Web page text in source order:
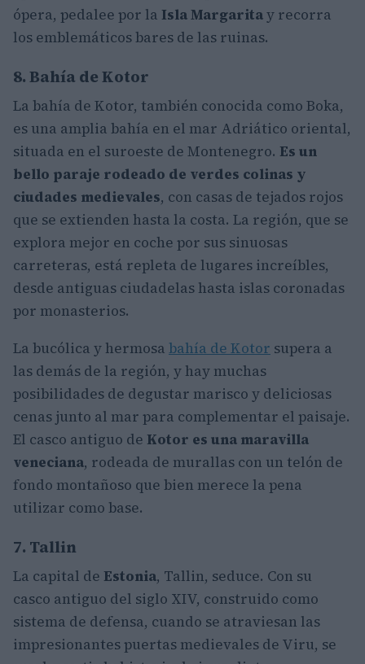
ópera, pedalee por la Isla Margaritay recorra
los emblemáticos bares de las ruinas.
8. Bahía de Kotor
La bahía de Kotor, también conocida como Boka,
es una amplia bahía en el mar Adriático oriental,
situada en el suroeste de Montenegro. Es un
bello paraje rodeado de verdes colinas y
ciudades medievales, con casas de tejados rojos
que se extienden hasta la costa. La región, que se
explora mejor en coche por sus sinuosas
carreteras, está repleta de lugares increíbles,
desde antiguas ciudadelas hasta islas coronadas
por monasterios.
La bucólica y hermosa bahía de Kotor supera a
las demás de la región, y hay muchas
posibilidades de degustar marisco y deliciosas
cenas junto al mar para complementar el paisaje.
El casco antiguo de Kotor es una maravilla
veneciana, rodeada de murallas con un telón de
fondo montañoso que bien merece la pena
utilizar como base.
7. Tallin
La capital de Estonia, Tallin, seduce. Con su
casco antiguo del siglo XIV, construido como
sistema de defensa, cuando se atraviesan las
impresionantes puertas medievales de Viru, se